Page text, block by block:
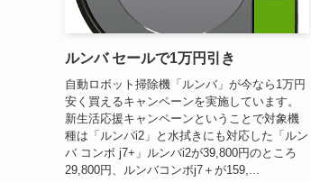
ルンバ セールで1万円引き
自動ロボット掃除機「ルンバ」が今なら1万円
安く買えるキャンペーンを実施しています。
新生活応援キャンペーンということで対象機
種は「ルンバi2」と水拭きにも対応した「ルン
バ コンボ j7+」ルンバi2が39,800円のところ
29,800円、ルンバコンボj7＋が159,...